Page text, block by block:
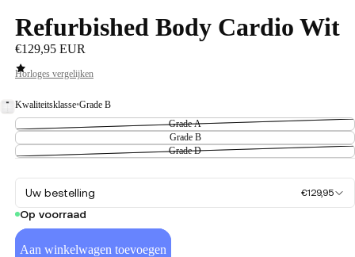
Refurbished Body Cardio Wit
€129,95 EUR
Horloges vergelijken
Kwaliteitsklasse•Grade B
Grade A
Grade B
Grade D
Uw bestelling €129,95
Op voorraad
Aan winkelwagen toevoegen